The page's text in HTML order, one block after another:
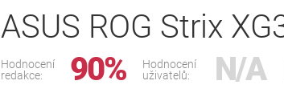
ASUS ROG Strix
Hodnocení
redakce:
90%
Hodnocení
uživatelů:
N/A